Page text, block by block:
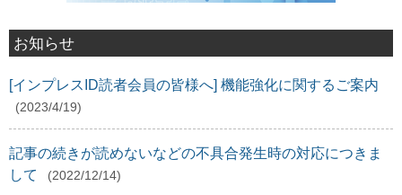
お知らせ
[インプレスID読者会員の皆様へ] 機能強化に関するご案内
(2023/4/19)
記事の続きが読めないなどの不具合発生時の対応につきま
して
(2022/12/14)